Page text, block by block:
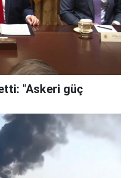
"Askeri güç